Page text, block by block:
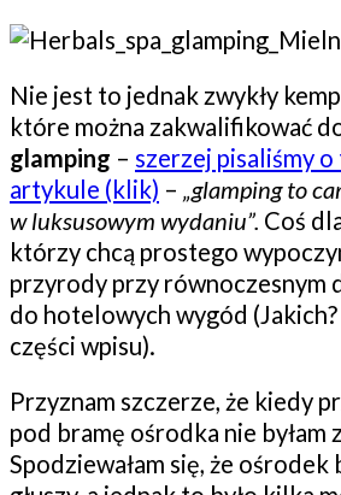
Nie jest to jednak zwykły
które można zakwalifikować
glamping – szerzej pisaliśmy
artykule (klik) – „glamping to
w luksusowym wydaniu”. Coś
którzy chcą prostego
przyrody przy równoczesnym
do hotelowych wygód
części wpisu).
Przyznam szczerze, że kiedy
pod bramę ośrodka nie byłam
Spodziewałam się, że